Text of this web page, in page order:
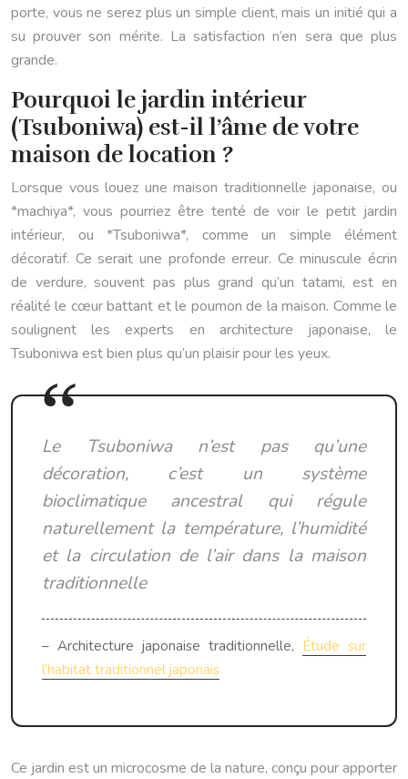
porte, vous ne serez plus un simple client, mais un initié qui a
su prouver son mérite. La satisfaction n’en sera que plus
grande.
Pourquoi le jardin intérieur
(Tsuboniwa) est-il l’âme de votre
maison de location ?
Lorsque vous louez une maison traditionnelle japonaise, ou
*machiya*, vous pourriez être tenté de voir le petit jardin
intérieur, ou *Tsuboniwa*, comme un simple élément
décoratif. Ce serait une profonde erreur. Ce minuscule écrin
de verdure, souvent pas plus grand qu’un tatami, est en
réalité le cœur battant et le poumon de la maison. Comme le
soulignent les experts en architecture japonaise, le
Tsuboniwa est bien plus qu’un plaisir pour les yeux.
Le Tsuboniwa n’est pas qu’une
décoration, c’est un système
bioclimatique ancestral qui régule
naturellement la température, l’humidité
et la circulation de l’air dans la maison
traditionnelle
– Architecture japonaise traditionnelle, Étude sur
l’habitat traditionnel japonais
Ce jardin est un microcosme de la nature, conçu pour apporter